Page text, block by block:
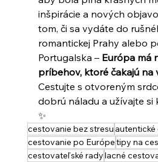
inšpirácie a nových
tom, či sa vydáte do
romantickej Prahy alebo
Portugalska – Európa má
príbehov, ktoré čakajú na
Cestujte s otvoreným
dobrú náladu a užívajte si
✨
cestovanie bez stresu
cestovanie po Európetipy na
cestovateľské radylacné